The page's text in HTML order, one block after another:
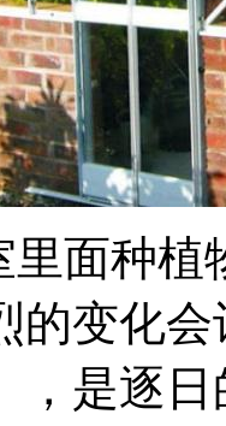
里面种植
的变化
，是逐